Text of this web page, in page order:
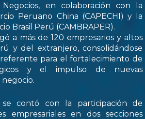
en colaboración con la
Peruano China (CAPECHI) y la
Brasil Perú (CAMBRAPER).
a más de 120 empresarios y altos
y del extranjero, consolidándose
para el fortalecimiento de
y el impulso de nuevas
se contó con la participación de
empresariales en dos secciones